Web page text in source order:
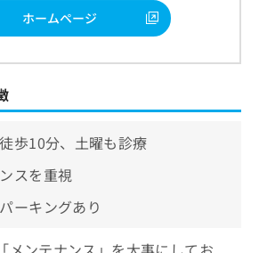
ホームページ
歩10分、土曜も診療
スを重視
ーキングあり